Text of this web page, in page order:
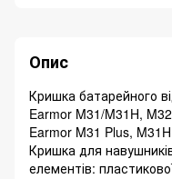
Опис
Кришка батарейного
Earmor M31/M31H,
Earmor M31 Plus,
Кришка для
елементів: